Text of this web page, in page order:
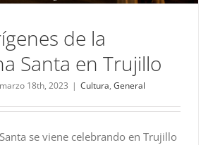
de la
Santa en Trujillo
marzo 18th, 2023 | Cultura, General
se viene celebrando en Trujillo